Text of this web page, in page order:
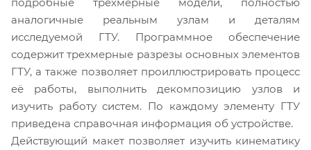
аналогичные реальным узлам и деталям
исследуемой ГТУ. Программное обеспечение
содержит трехмерные разрезы основных элементов
ГТУ, а также позволяет проиллюстрировать процесс
её работы, выполнить декомпозицию узлов и
изучить работу систем. По каждому элементу ГТУ
приведена справочная информация об устройстве.
Действующий макет позволяет изучить кинематику